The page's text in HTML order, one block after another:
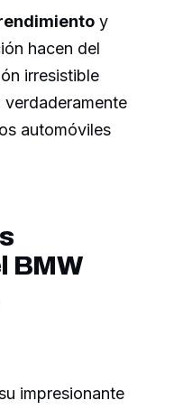
y
hacen del
irresistible
verdaderamente
automóviles
BMW
impresionante